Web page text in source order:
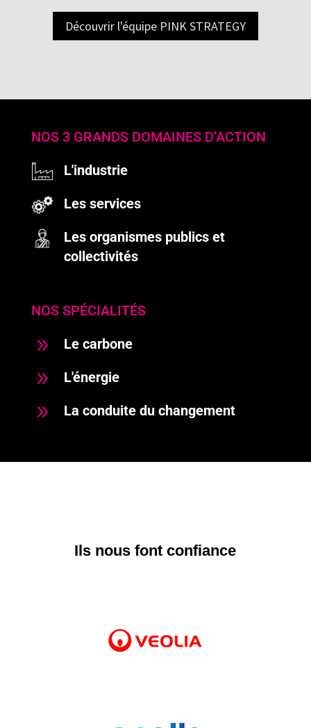
Découvrir l'équipe PINK STRATEGY
NOS 3 GRANDS DOMAINES D’ACTION
L'industrie
Les services
Les organismes publics et
collectivités
NOS SPÉCIALITÉS
9 Le carbone
9 L'énergie
9 La conduite du changement
Ils nous font confiance